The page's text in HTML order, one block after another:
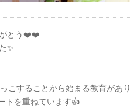
がとう❤️❤️
✨
こすることから始まる教育があり
トを重ねています👍